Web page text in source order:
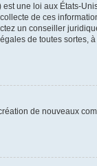
une loi aux États-
de ces
un conseiller
de toutes
de nouveaux